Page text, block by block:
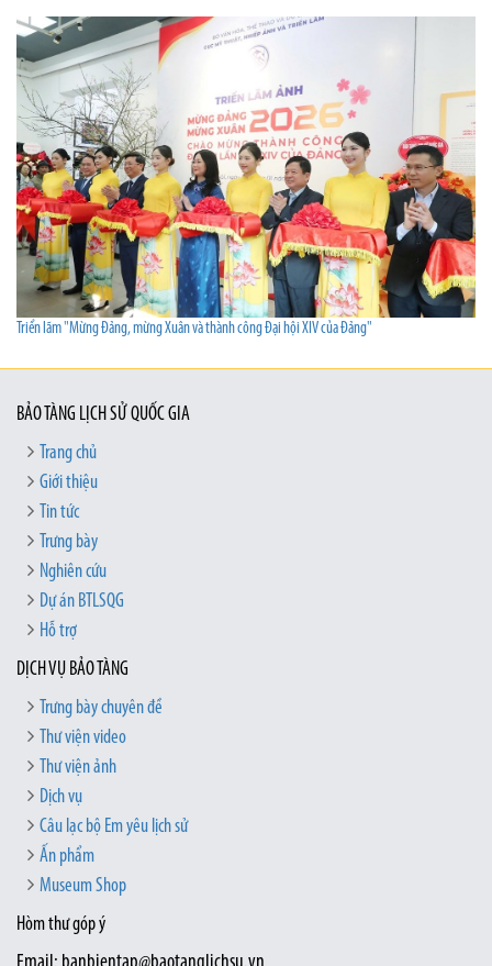
Triển lãm "Mừng Đảng, mừng Xuân và thành công Đại hội XIV của Đảng"
BẢO TÀNG LỊCH SỬ QUỐC GIA
Trang chủ
Giới thiệu
Tin tức
Trưng bày
Nghiên cứu
Dự án BTLSQG
Hỗ trợ
DỊCH VỤ BẢO TÀNG
Trưng bày chuyên đề
Thư viện video
Thư viện ảnh
Dịch vụ
Câu lạc bộ Em yêu lịch sử
Ấn phẩm
Museum Shop
Hòm thư góp ý